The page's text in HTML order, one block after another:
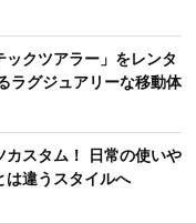
クツアラー」をレンタ
ラグジュアリーな移動体
カスタム！ 日常の使いや
は違うスタイルへ